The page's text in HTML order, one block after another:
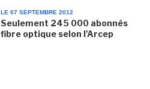
LE 07 SEPTEMBRE 2012
Seulement 245 000 abonnés
fibre optique selon l'Arcep